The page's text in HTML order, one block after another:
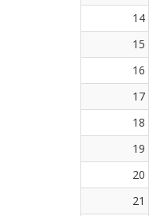
14
15
16
17
18
19
20
21